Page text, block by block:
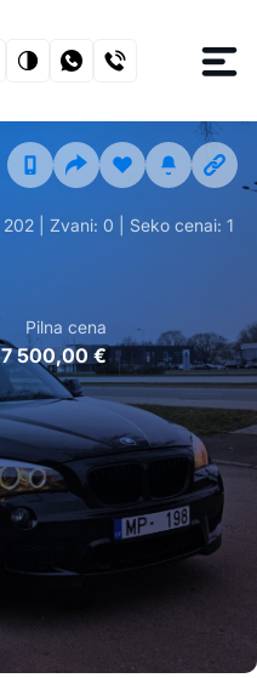
202 | Zvani: 0 | Seko cenai: 1
Pilna cena
7 500,00 €